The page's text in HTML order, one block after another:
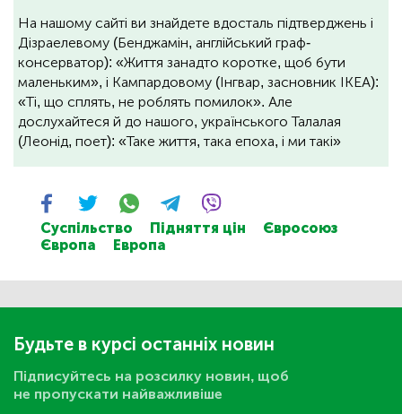
На нашому сайті ви знайдете вдосталь підтверджень і
Дізраелевому (Бенджамін, англійський граф-
консерватор): «Життя занадто коротке, щоб бути
маленьким», і Кампардовому (Інгвар, засновник ІКЕА):
«Ті, що сплять, не роблять помилок». Але
дослухайтеся й до нашого, українського Талалая
(Леонід, поет): «Таке життя, така епоха, і ми такі»
Суспільство Підняття цін
Євросоюз
Європа
Европа
Будьте в курсі останніх новин
Підписуйтесь на розсилку новин, щоб
не пропускати найважливіше